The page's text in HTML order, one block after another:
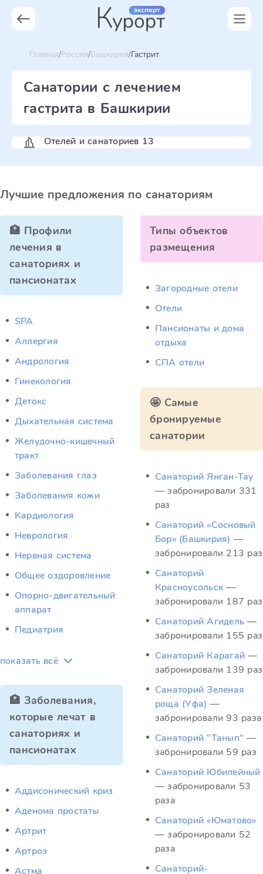
Главная Россия Башкирия Гастрит
Санатории с лечением
гастрита в Башкирии
Отелей и санаториев 13
Лучшие предложения по санаториям
🏥 Профили
лечения в
санаториях и
пансионатах
SPA
Аллергия
Андрология
Гинекология
Детокс
Дыхательная система
Желудочно-кишечный
тракт
Заболевания глаз
Заболевания кожи
Кардиология
Неврология
Нервная система
Общее оздоровление
Опорно-двигательный
аппарат
Педиатрия
показать всё
🏥 Заболевания,
которые лечат в
санаториях и
пансионатах
Аддисонический криз
Аденома простаты
Артрит
Артроз
Астма
Типы объектов
размещения
Загородные отели
Отели
Пансионаты и дома
отдыха
СПА отели
🤩 Самые
бронируемые
санатории
Санаторий Янган-Тау
— забронировали 331
раз
Санаторий «Сосновый
Бор» (Башкирия) —
забронировали 213 раз
Санаторий
Красноусольск —
забронировали 187 раз
Санаторий Агидель —
забронировали 155 раз
Санаторий Карагай —
забронировали 139 раз
Санаторий Зеленая
роща (Уфа) —
забронировали 93 раза
Санаторий "Танып" —
забронировали 59 раз
Санаторий Юбилейный
— забронировали 53
раза
Санаторий «Юматово»
— забронировали 52
раза
Санаторий-